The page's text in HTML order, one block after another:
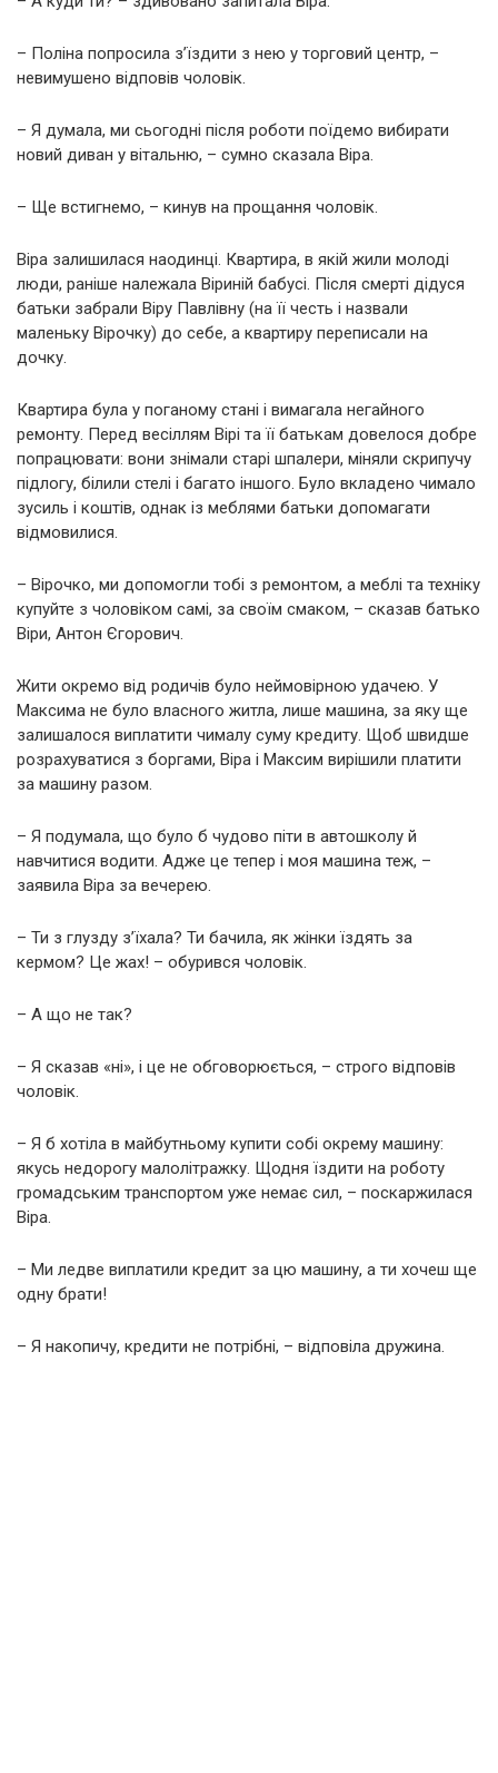
– Поліна попросила з’їздити з нею у торговий центр, –
невимушено відповів чоловік.
– Я думала, ми сьогодні після роботи поїдемо вибирати
новий диван у вітальню, – сумно сказала Віра.
– Ще встигнемо, – кинув на прощання чоловік.
Віра залишилася наодинці. Квартира, в якій жили молоді
люди, раніше належала Віриній бабусі. Після смерті дідуся
батьки забрали Віру Павлівну (на її честь і назвали
маленьку Вірочку) до себе, а квартиру переписали на
дочку.
Квартира була у поганому стані і вимагала негайного
ремонту. Перед весіллям Вірі та її батькам довелося добре
попрацювати: вони знімали старі шпалери, міняли скрипучу
підлогу, білили стелі і багато іншого. Було вкладено чимало
зусиль і коштів, однак із меблями батьки допомагати
відмовилися.
– Вірочко, ми допомогли тобі з ремонтом, а меблі та техніку
купуйте з чоловіком самі, за своїм смаком, – сказав батько
Віри, Антон Єгорович.
Жити окремо від родичів було неймовірною удачею. У
Максима не було власного житла, лише машина, за яку ще
залишалося виплатити чималу суму кредиту. Щоб швидше
розрахуватися з боргами, Віра і Максим вирішили платити
за машину разом.
– Я подумала, що було б чудово піти в автошколу й
навчитися водити. Адже це тепер і моя машина теж, –
заявила Віра за вечерею.
– Ти з глузду з’їхала? Ти бачила, як жінки їздять за
кермом? Це жах! – обурився чоловік.
– А що не так?
– Я сказав «ні», і це не обговорюється, – строго відповів
чоловік.
– Я б хотіла в майбутньому купити собі окрему машину:
якусь недорогу малолітражку. Щодня їздити на роботу
громадським транспортом уже немає сил, – поскаржилася
Віра.
– Ми ледве виплатили кредит за цю машину, а ти хочеш ще
одну брати!
– Я накопичу, кредити не потрібні, – відповіла дружина.